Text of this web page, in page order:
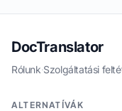
DocTranslator
Rólunk·Szolgáltatási
ALTERNATÍVÁK